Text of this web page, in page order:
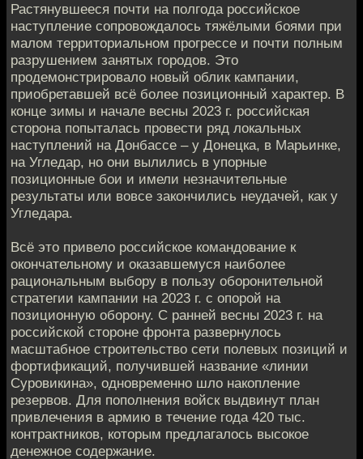
Растянувшееся почти на полгода российское
наступление сопровождалось тяжёлыми боями при
малом территориальном прогрессе и почти полным
разрушением занятых городов. Это
продемонстрировало новый облик кампании,
приобретавшей всё более позиционный характер. В
конце зимы и начале весны 2023 г. российская
сторона попыталась провести ряд локальных
наступлений на Донбассе – у Донецка, в Марьинке,
на Угледар, но они вылились в упорные
позиционные бои и имели незначительные
результаты или вовсе закончились неудачей, как у
Угледара.
Всё это привело российское командование к
окончательному и оказавшемуся наиболее
рациональным выбору в пользу оборонительной
стратегии кампании на 2023 г. с опорой на
позиционную оборону. С ранней весны 2023 г. на
российской стороне фронта развернулось
масштабное строительство сети полевых позиций и
фортификаций, получившей название «линии
Суровикина», одновременно шло накопление
резервов. Для пополнения войск выдвинут план
привлечения в армию в течение года 420 тыс.
контрактников, которым предлагалось высокое
денежное содержание.